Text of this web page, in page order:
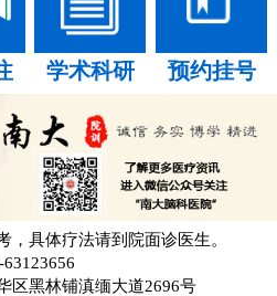
学术科研 预约挂号
，具体疗法请到院面诊医生。
区黑林铺滇缅大道2696号